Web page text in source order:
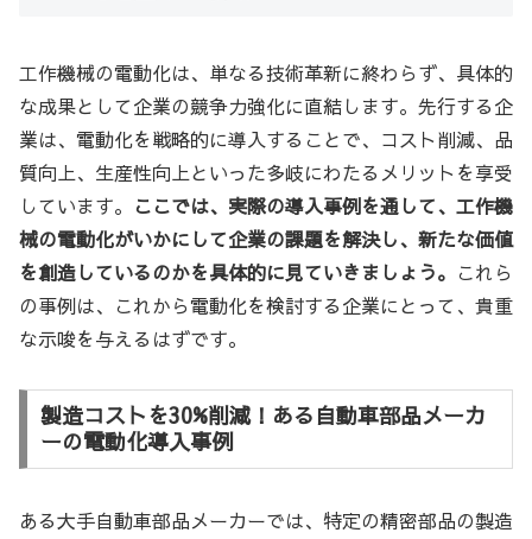
工作機械の電動化は、単なる技術革新に終わらず、具体的
な成果として企業の競争力強化に直結します。先行する企
業は、電動化を戦略的に導入することで、コスト削減、品
質向上、生産性向上といった多岐にわたるメリットを享受
しています。 ここでは、実際の導入事例を通して、工作機
械の電動化がいかにして企業の課題を解決し、新たな価値
を創造しているのかを具体的に見ていきましょう。 これら
の事例は、これから電動化を検討する企業にとって、貴重
な示唆を与えるはずです。
製造コストを30%削減！ある自動車部品メーカ
ーの電動化導入事例
ある大手自動車部品メーカーでは、特定の精密部品の製造